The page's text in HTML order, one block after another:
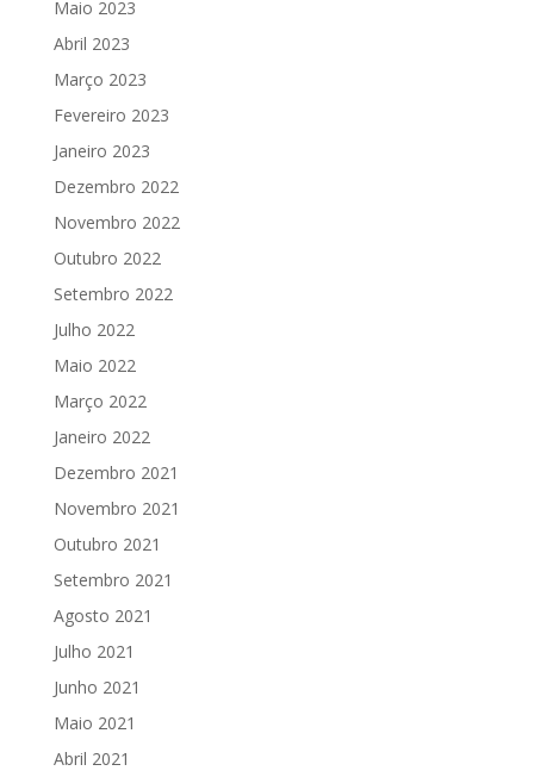
Maio 2023
Abril 2023
Março 2023
Fevereiro 2023
Janeiro 2023
Dezembro 2022
Novembro 2022
Outubro 2022
Setembro 2022
Julho 2022
Maio 2022
Março 2022
Janeiro 2022
Dezembro 2021
Novembro 2021
Outubro 2021
Setembro 2021
Agosto 2021
Julho 2021
Junho 2021
Maio 2021
Abril 2021